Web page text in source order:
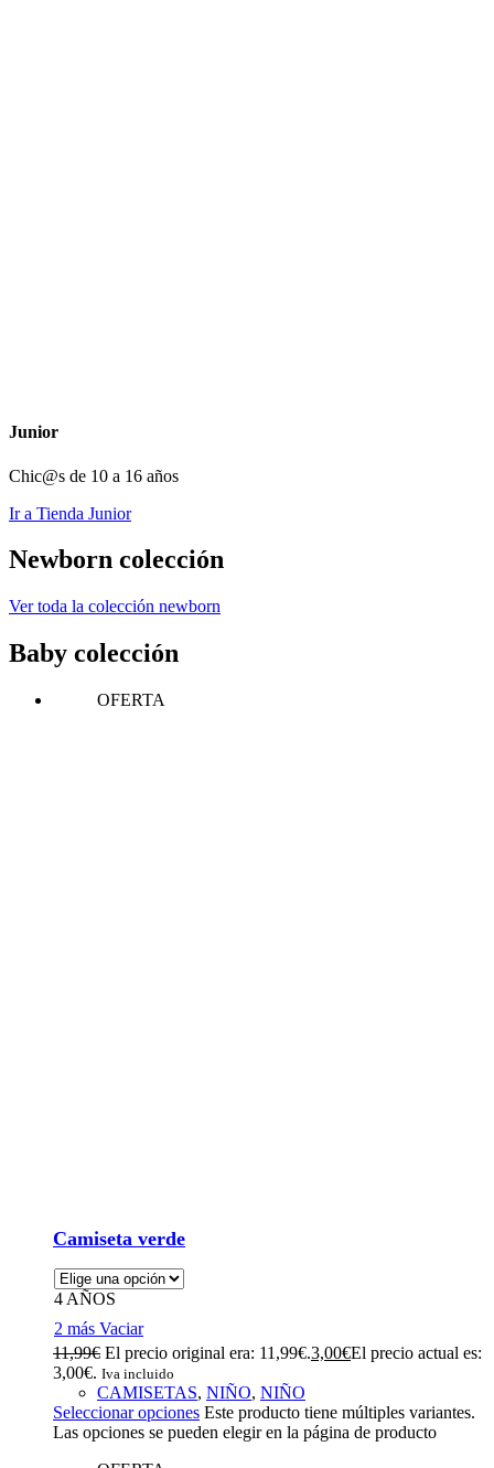
Junior
Chic@s de 10 a 16 años
Ir a Tienda Junior
Newborn colección
Ver toda la colección newborn
Baby colección
OFERTA
Camiseta verde
4 AÑOS
2 más Vaciar
11,99€ El precio original era: 11,99€.3,00€El precio actual es:
3,00€. Iva incluido
CAMISETAS, NIÑO, NIÑO
Seleccionar opciones Este producto tiene múltiples variantes.
Las opciones se pueden elegir en la página de producto